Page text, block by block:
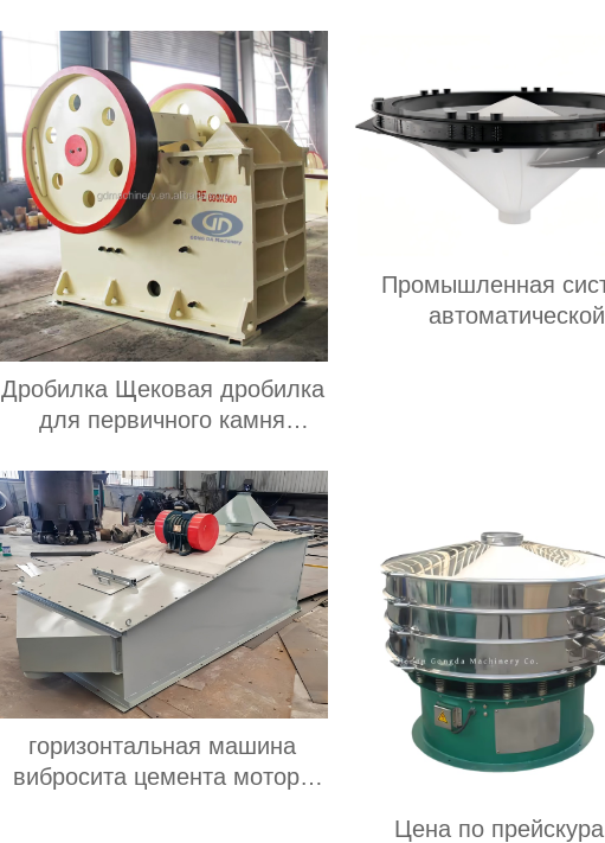
Дробилка Щековая дробилка
для первичного камня
твердых пород
Промышленная
автоматической
горизонтальная машина
вибросита цемента мотора
Цена по